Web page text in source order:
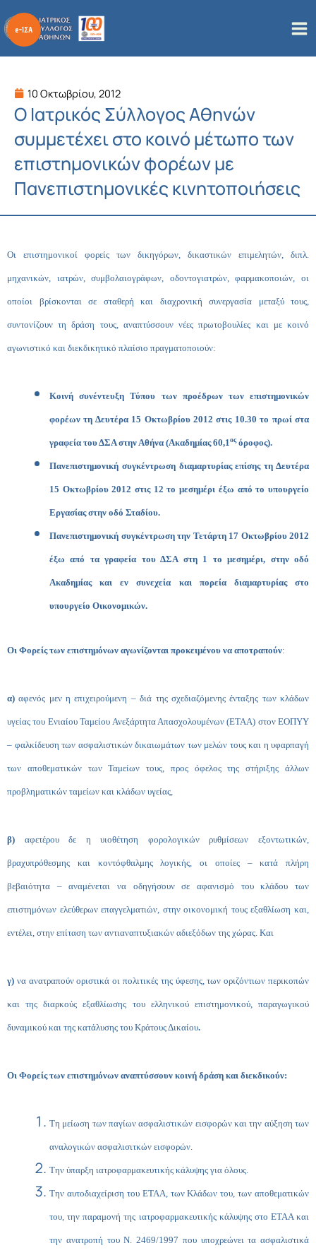
στο
περιεχόμενο
10 Οκτωβρίου, 2012
Ο Ιατρικός Σύλλογος Αθηνών
συμμετέχει στο κοινό μέτωπο των
επιστημονικών φορέων με
Πανεπιστημονικές κινητοποιήσεις
Οι επιστημονικοί φορείς των δικηγόρων, δικαστικών επιμελητών, διπλ.
μηχανικών, ιατρών, συμβολαιογράφων, οδοντογιατρών, φαρμακοποιών, οι
οποίοι βρίσκονται σε σταθερή και διαχρονική συνεργασία μεταξύ τους,
συντονίζουν τη δράση τους, αναπτύσσουν νέες πρωτοβουλίες και με κοινό
αγωνιστικό και διεκδικητικό πλαίσιο πραγματοποιούν:
Κοινή συνέντευξη Τύπου των προέδρων των επιστημονικών
φορέων τη Δευτέρα 15 Οκτωβρίου 2012 στις 10.30 το πρωί στα
γραφεία του ΔΣΑ στην Αθήνα (Ακαδημίας 60,1οςόροφος).
Πανεπιστημονική συγκέντρωση διαμαρτυρίας επίσης τη Δευτέρα
15 Οκτωβρίου 2012 στις 12 το μεσημέρι έξω από το υπουργείο
Εργασίας στην οδό Σταδίου.
Πανεπιστημονική συγκέντρωση την Τετάρτη 17 Οκτωβρίου 2012
έξω από τα γραφεία του ΔΣΑ στη 1 το μεσημέρι, στην οδό
Ακαδημίας και εν συνεχεία και πορεία διαμαρτυρίας στο
υπουργείο Οικονομικών.
Οι Φορείς των επιστημόνων αγωνίζονται προκειμένου να αποτραπούν:
α) αφενός μεν η επιχειρούμενη – διά της σχεδιαζόμενης ένταξης των κλάδων
υγείας του Ενιαίου Ταμείου Ανεξάρτητα Απασχολουμένων (ΕΤΑΑ) στον ΕΟΠΥΥ
– φαλκίδευση των ασφαλιστικών δικαιωμάτων των μελών τους και η υφαρπαγή
των αποθεματικών των Ταμείων τους, προς όφελος της στήριξης άλλων
προβληματικών ταμείων και κλάδων υγείας,
β) αφετέρου δε η υιοθέτηση φορολογικών ρυθμίσεων εξοντωτικών,
βραχυπρόθεσμης και κοντόφθαλμης λογικής, οι οποίες – κατά πλήρη
βεβαιότητα – αναμένεται να οδηγήσουν σε αφανισμό του κλάδου των
επιστημόνων ελεύθερων επαγγελματιών, στην οικονομική τους εξαθλίωση και,
εντέλει, στην επίταση των αντιαναπτυξιακών αδιεξόδων της χώρας. Και
γ) να ανατραπούν οριστικά οι πολιτικές της ύφεσης, των οριζόντιων περικοπών
και της διαρκούς εξαθλίωσης του ελληνικού επιστημονικού, παραγωγικού
δυναμικού και της κατάλυσης του Κράτους Δικαίου.
Οι Φορείς των επιστημόνων αναπτύσσουν κοινή δράση και διεκδικούν:
Τη μείωση των παγίων ασφαλιστικών εισφορών και την αύξηση των
αναλογικών ασφαλισιτκών εισφορών.
Την ύπαρξη ιατροφαρμακευτικής κάλυψης για όλους.
Την αυτοδιαχείριση του ΕΤΑΑ, των Κλάδων του, των αποθεματικών
του, την παραμονή της ιατροφαρμακευτικής κάλυψης στο ΕΤΑΑ και
την ανατροπή του Ν. 2469/1997 που υποχρεώνει τα ασφαλιστικά